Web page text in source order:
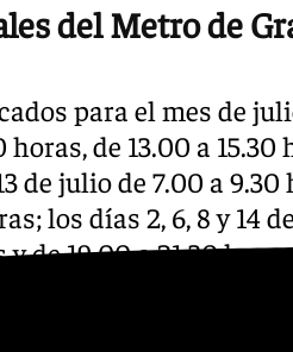
del Metro de
para el mes de
horas, de 13.00 a 15.30
de julio de 7.00 a
los días 2, 6, 8 y 14
y de 19.00 a 21.30
a 15.30 horas y de
horas, de 13.30 a